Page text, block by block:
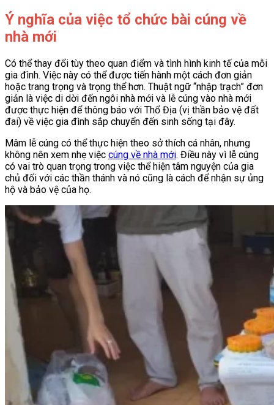
Ý nghĩa của việc tổ chức bài cúng về
nhà mới
Có thể thay đổi tùy theo quan điểm và tình hình kinh tế của mỗi
gia đình. Việc này có thể được tiến hành một cách đơn giản
hoặc trang trọng và trọng thể hơn. Thuật ngữ “nhập trạch” đơn
giản là việc di dời đến ngôi nhà mới và lễ cúng vào nhà mới
được thực hiện để thông báo với Thổ Địa (vị thần bảo vệ đất
đai) về việc gia đình sắp chuyển đến sinh sống tại đây.
Mâm lễ cúng có thể thực hiện theo sở thích cá nhân, nhưng
không nên xem nhẹ việc cúng về nhà mới. Điều này vì lễ cúng
có vai trò quan trọng trong việc thể hiện tâm nguyện của gia
chủ đối với các thần thánh và nó cũng là cách để nhận sự ủng
hộ và bảo vệ của họ.